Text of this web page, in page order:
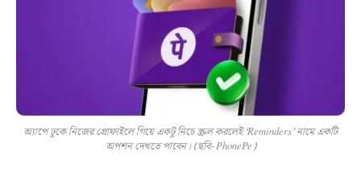
অ্যাপে ঢুকে নিজের প্রোফাইলে গিয়ে একটু নিচে স্ক্রল করলেই ‘Reminders’ নামে একটি
অপশন দেখতে পাবেন। (ছবি- PhonePe)